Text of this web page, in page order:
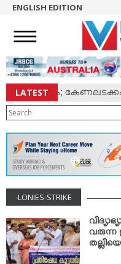
NEWS
ENGLISH
NRI
ENTERTAINMENT
MV SPECIAL
SPORTS
LIFESTYLE
TECH & AUTO
SOCIAL SPHERE
EDITORIAL
ARTS & LITERATURE
MAGAZINE
ENGLISH EDITION
LATEST കേണലടക്കം
-LONIES-STRIKE
വരുന്ന